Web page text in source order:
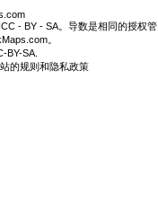
- BY - SA。导数是相同的授权管
。
BY-SA
的规则和隐私政策